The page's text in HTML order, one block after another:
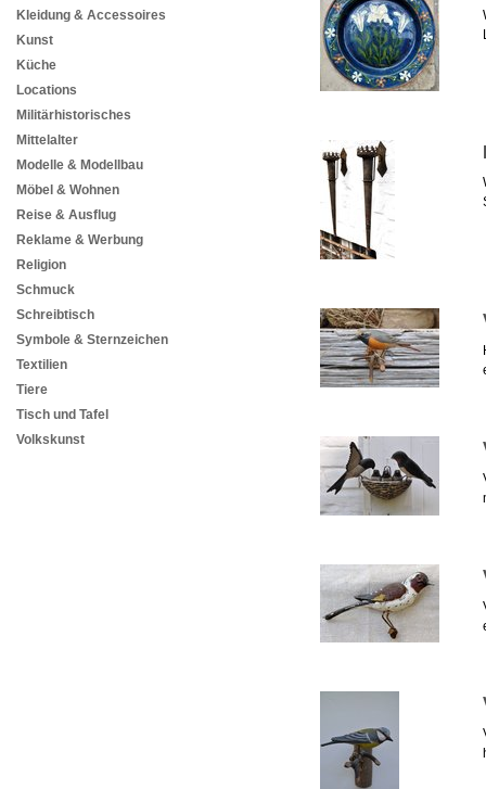
Kleidung & Accessoires
Kunst
Küche
Locations
Militärhistorisches
Mittelalter
Modelle & Modellbau
Möbel & Wohnen
Reise & Ausflug
Reklame & Werbung
Religion
Schmuck
Schreibtisch
Symbole & Sternzeichen
Textilien
Tiere
Tisch und Tafel
Volkskunst